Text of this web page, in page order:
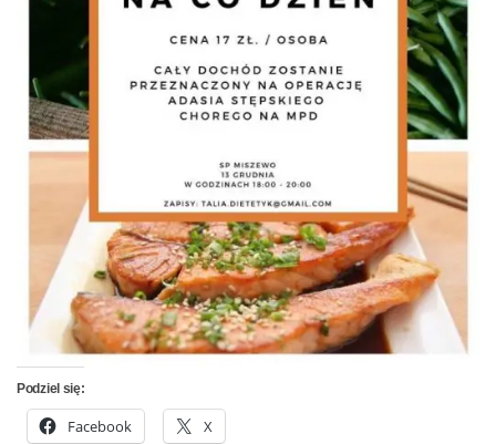
Podziel się:
Facebook X